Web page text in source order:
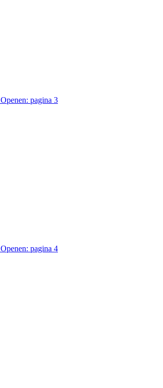
Openen: pagina 3
Openen: pagina 4